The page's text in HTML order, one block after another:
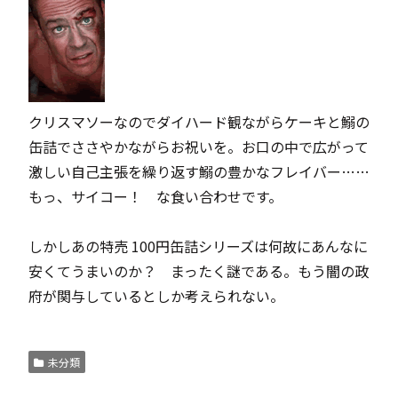
クリスマソーなのでダイハード観ながらケーキと鰯の
缶詰でささやかながらお祝いを。お口の中で広がって
激しい自己主張を繰り返す鰯の豊かなフレイバー……
もっ、サイコー！ な食い合わせです。
しかしあの特売 100円缶詰シリーズは何故にあんなに
安くてうまいのか？ まったく謎である。もう闇の政
府が関与しているとしか考えられない。
未分類